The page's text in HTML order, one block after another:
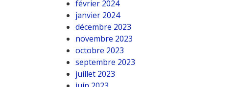
février 2024
janvier 2024
décembre 2023
novembre 2023
octobre 2023
septembre 2023
juillet 2023